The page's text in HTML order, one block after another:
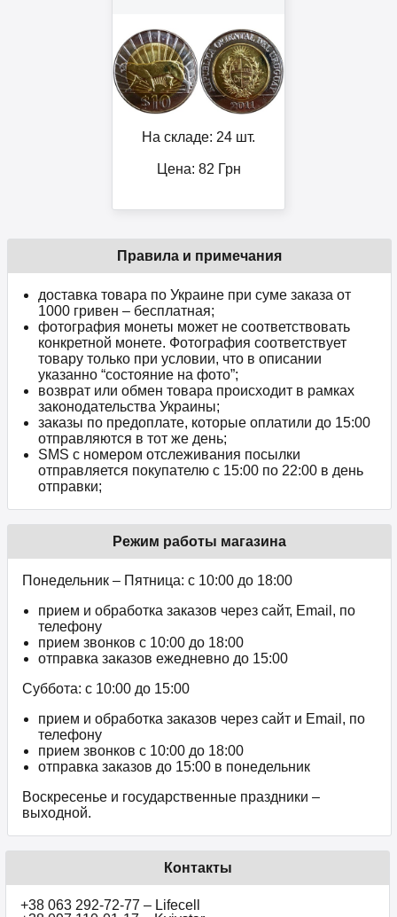
На складе: 24 шт.
Цена: 82 Грн
Правила и примечания
доставка товара по Украине при суме заказа от
1000 гривен – бесплатная;
фотография монеты может не соответствовать
конкретной монете. Фотография соответствует
товару только при условии, что в описании
указанно “состояние на фото”;
возврат или обмен товара происходит в рамках
законодательства Украины;
заказы по предоплате, которые оплатили до 15:00
отправляются в тот же день;
SMS с номером отслеживания посылки
отправляется покупателю с 15:00 по 22:00 в день
отправки;
Режим работы магазина
Понедельник – Пятница: с 10:00 до 18:00
прием и обработка заказов через сайт, Email, по
телефону
прием звонков c 10:00 до 18:00
отправка заказов ежедневно до 15:00
Суббота: с 10:00 до 15:00
прием и обработка заказов через сайт и Email, по
телефону
прием звонков c 10:00 до 18:00
отправка заказов до 15:00 в понедельник
Воскресенье и государственные праздники –
выходной.
Контакты
+38 063 292-72-77 – Lifecell